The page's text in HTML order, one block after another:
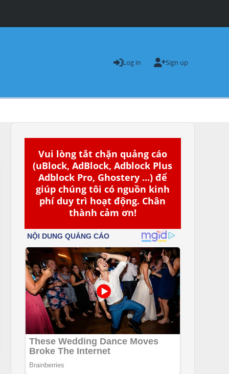
Log in Sign up
Vui lòng tắt chặn quảng cáo
(uBlock, AdBlock, Adblock Plus
Adblock Pro, Ghostery ...) để
giúp chúng tôi có nguồn kinh
phí duy trì hoạt động. Chân
thành cảm ơn!